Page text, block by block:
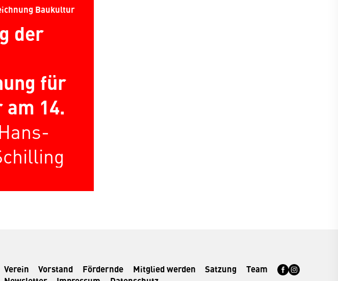
Baukultur
der
für
14.
Verein Vorstand Fördernde Mitglied werden Satzung
Team